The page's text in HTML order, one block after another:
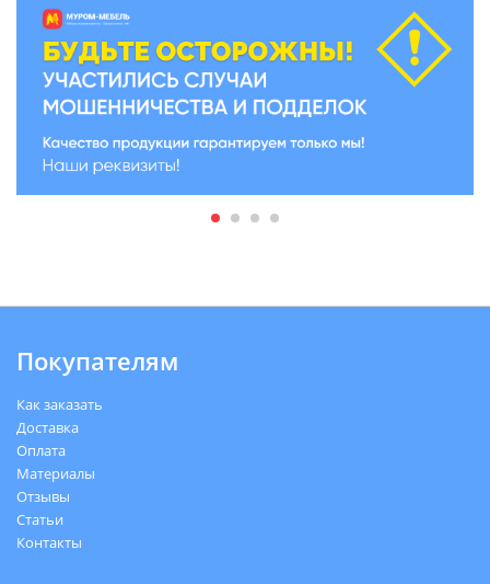
Покупателям
Как заказать
Доставка
Оплата
Материалы
Отзывы
Статьи
Контакты